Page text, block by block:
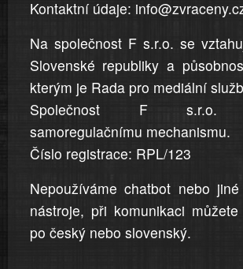
Kontaktní údaje:
Na společnost F s.r.o. se
Slovenské republiky a
kterým je Rada pro mediální
Společnost F s.r.o.
samoregulačnímu mechanismu.
Číslo registrace: RPL/123
Nepoužíváme chatbot nebo
nástroje, při komunikaci
po český nebo slovenský.